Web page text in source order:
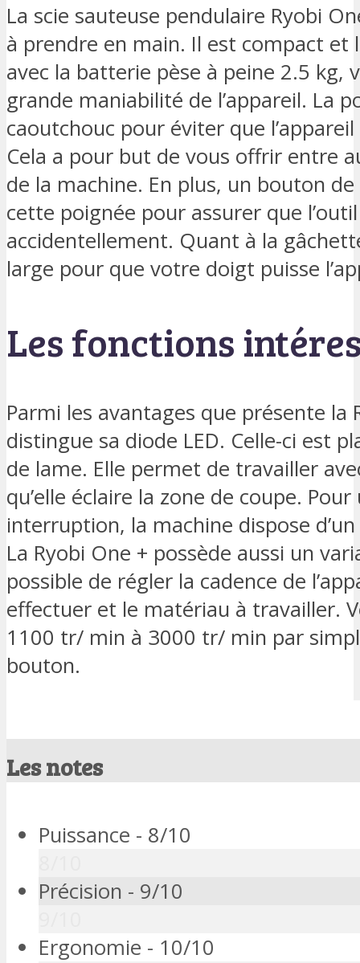
La scie sauteuse pendulaire Ryobi
à prendre en main. Il est compact et
avec la batterie pèse à peine 2.5 kg,
grande maniabilité de l’appareil. La
caoutchouc pour éviter que
Cela a pour but de vous offrir entre
de la machine. En plus, un bouton
cette poignée pour assurer que
accidentellement. Quant à la
large pour que votre doigt puisse
Les fonctions
Parmi les avantages que présente la
distingue sa diode LED. Celle-ci est
de lame. Elle permet de travailler
qu’elle éclaire la zone de coupe.
interruption, la machine dispose
La Ryobi One + possède aussi un
possible de régler la cadence de
effectuer et le matériau à travailler.
1100 tr/ min à 3000 tr/ min par
bouton.
Les notes
Puissance - 8/10
Précision - 9/10
Ergonomie - 10/10